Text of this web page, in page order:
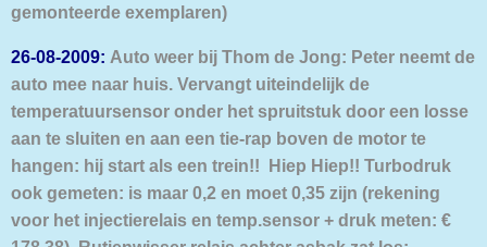
gemonteerde exemplaren)
26-08-2009: Auto weer bij Thom de Jong: Peter neemt de
auto mee naar huis. Vervangt uiteindelijk de
temperatuursensor onder het spruitstuk door een losse
aan te sluiten en aan een tie-rap boven de motor te
hangen: hij start als een trein!! Hiep Hiep!! Turbodruk
ook gemeten: is maar 0,2 en moet 0,35 zijn (rekening
voor het injectierelais en temp.sensor + druk meten: €